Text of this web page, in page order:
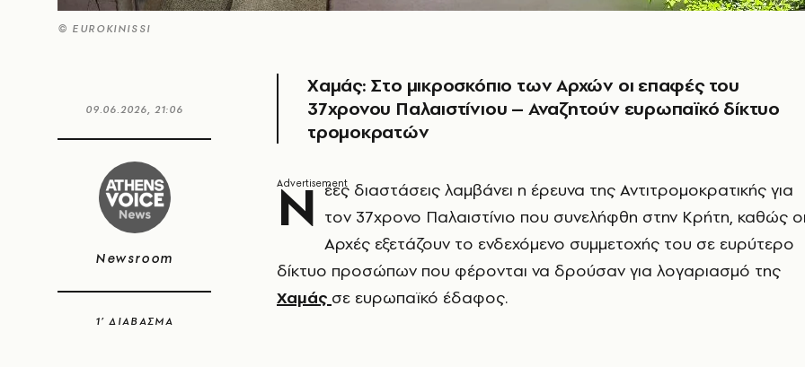
© EUROKINISSI
09.06.2026, 21:06
Newsroom
1’ ΔΙΑΒΑΣΜΑ
Χαμάς: Στο μικροσκόπιο των Αρχών οι επαφές του
37χρονου Παλαιστίνιου – Αναζητούν ευρωπαϊκό δίκτυο
τρομοκρατών
Ν έες διαστάσεις λαμβάνει η έρευνα της Αντιτρομοκρατικής για
τον 37χρονο Παλαιστίνιο που συνελήφθη στην Κρήτη, καθώς
Αρχές εξετάζουν το ενδεχόμενο συμμετοχής του σε ευρύτερο
δίκτυο προσώπων που φέρονται να δρούσαν για λογαριασμό της
Χαμάς σε ευρωπαϊκό έδαφος.